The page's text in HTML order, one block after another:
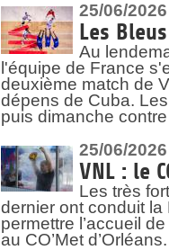
25/06/2026
Les
Au
l'équipe de France
deuxième match de
dépens de Cuba.
puis dimanche
25/06/2026
VNL : le
Les très
dernier ont conduit
permettre l’accueil
au CO’Met d’Orléans.